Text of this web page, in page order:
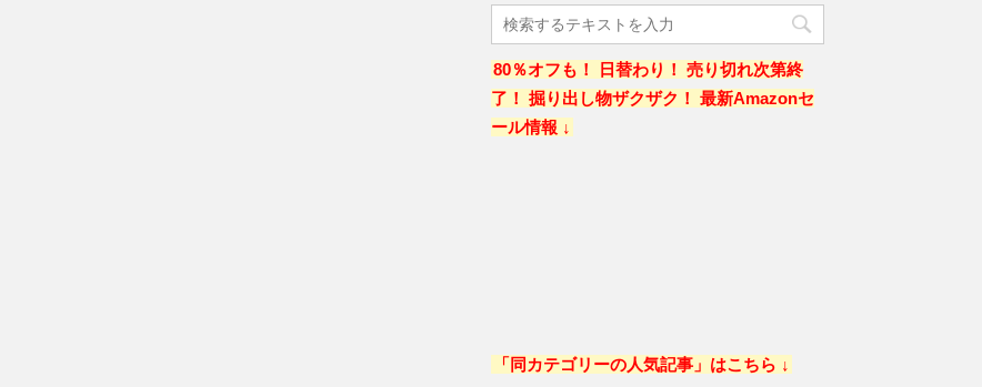
80％オフも！ 日替わり！ 売り切れ次第終
了！ 掘り出し物ザクザク！ 最新Amazonセ
ール情報 ↓
「同カテゴリーの人気記事」はこちら ↓